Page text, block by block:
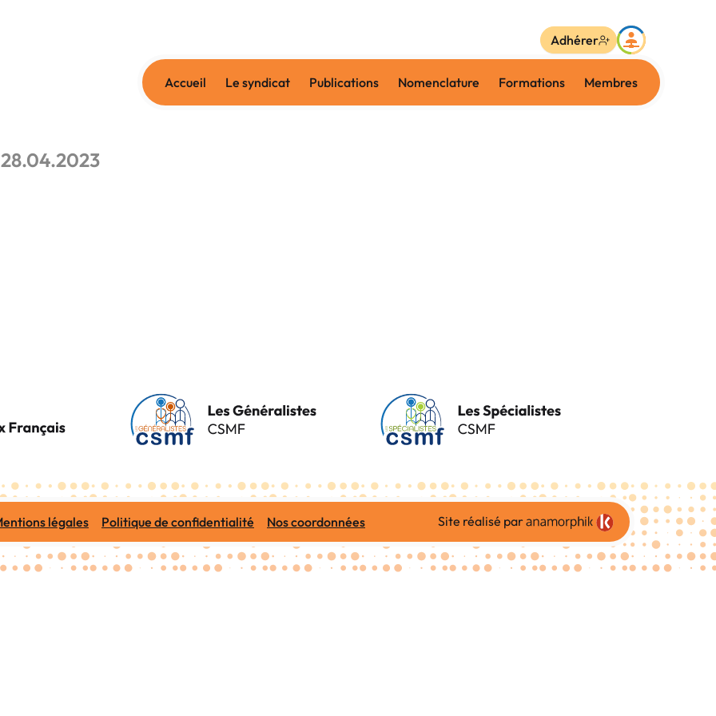
Accueil Le syndicat Publications Nomenclature Formations Membres
Adhérer
légales Politique de confidentialité Nos coordonnées Site réalisé par